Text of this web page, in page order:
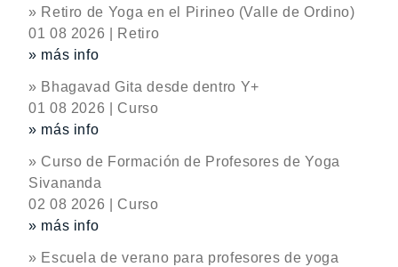
» Retiro de Yoga en el Pirineo (Valle de Ordino)
01 08 2026 | Retiro
» más info
» Bhagavad Gita desde dentro Y+
01 08 2026 | Curso
» más info
» Curso de Formación de Profesores de Yoga
Sivananda
02 08 2026 | Curso
» más info
» Escuela de verano para profesores de yoga